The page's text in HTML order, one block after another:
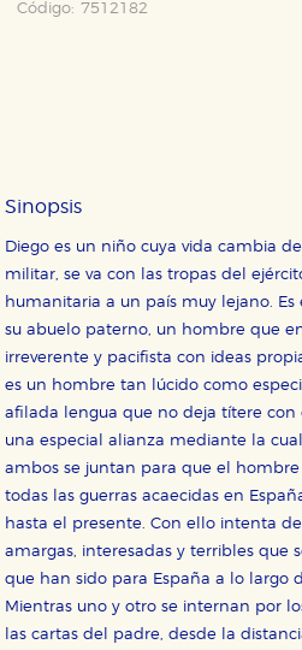
Código: 7512182
Sinopsis
Diego es un niño cuya vida cambia
militar, se va con las tropas del
humanitaria a un país muy lejano.
su abuelo paterno, un hombre que
irreverente y pacifista con ideas
es un hombre tan lúcido como
afilada lengua que no deja títere con
una especial alianza mediante la
ambos se juntan para que el
todas las guerras acaecidas en
hasta el presente. Con ello intenta
amargas, interesadas y terribles que
que han sido para España a lo largo
Mientras uno y otro se internan por
las cartas del padre, desde la